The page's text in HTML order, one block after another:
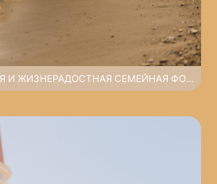
ЗАКАТ В БЕЛЕКЕ. ТЕПЛАЯ И ЖИЗНЕРАДОСТНАЯ СЕМЕЙНАЯ ФОТОСЕССИЯ